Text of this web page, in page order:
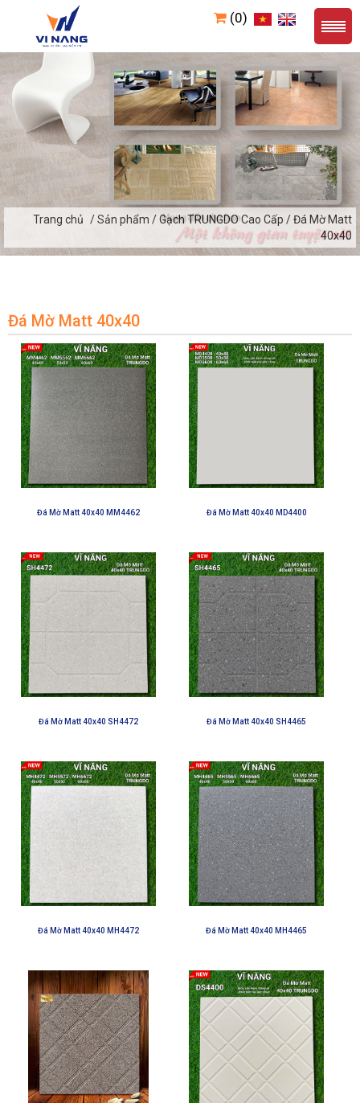
(0)
Trang chủ / Sản phẩm / Gạch TRUNGDO Cao Cấp / Đá Mờ Matt
40x40
Đá Mờ Matt 40x40
Đá Mờ Matt 40x40 MM4462 Đá Mờ Matt 40x40 MD4400
Đá Mờ Matt 40x40 SH4472 Đá Mờ Matt 40x40 SH4465
Đá Mờ Matt 40x40 MH4472 Đá Mờ Matt 40x40 MH4465